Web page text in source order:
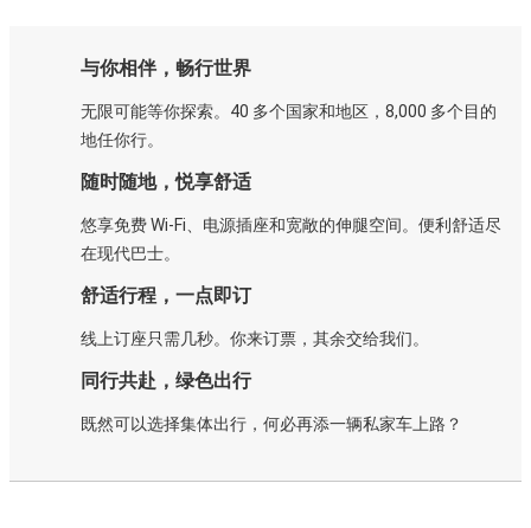
与你相伴，畅行世界
无限可能等你探索。40 多个国家和地区，8,000 多个目的
地任你行。
随时随地，悦享舒适
悠享免费 Wi-Fi、电源插座和宽敞的伸腿空间。便利舒适尽
在现代巴士。
舒适行程，一点即订
线上订座只需几秒。你来订票，其余交给我们。
同行共赴，绿色出行
既然可以选择集体出行，何必再添一辆私家车上路？